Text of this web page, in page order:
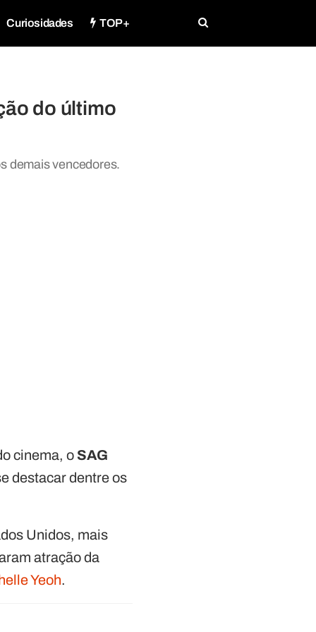
Curiosidades TOP+
do último
demais vencedores.
cinema, o SAG
destacar dentre os
Unidos, mais
atração da
Yeoh.